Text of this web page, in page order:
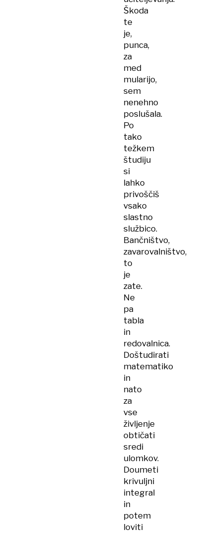
Škoda
te
je,
punca,
za
med
mularijo,
sem
nenehno
poslušala.
Po
tako
težkem
študiju
si
lahko
privoščiš
vsako
slastno
službico.
Bančništvo,
zavarovalništvo,
to
je
zate.
Ne
pa
tabla
in
redovalnica.
Doštudirati
matematiko
in
nato
za
vse
življenje
obtičati
sredi
ulomkov.
Doumeti
krivuljni
integral
in
potem
loviti